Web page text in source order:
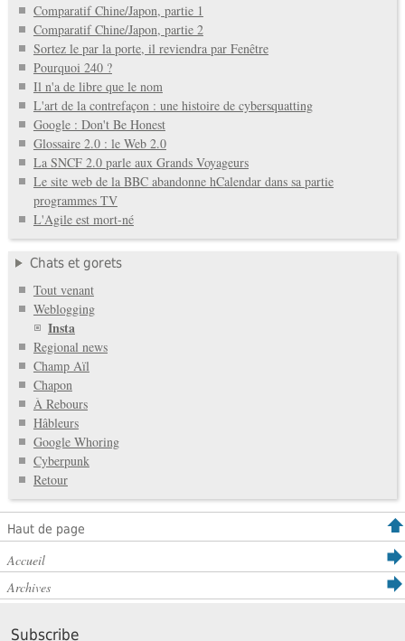
Comparatif Chine/Japon, partie 1
Comparatif Chine/Japon, partie 2
Sortez le par la porte, il reviendra par Fenêtre
Pourquoi 240 ?
Il n'a de libre que le nom
L'art de la contrefaçon : une histoire de cybersquatting
Google : Don't Be Honest
Glossaire 2.0 : le Web 2.0
La SNCF 2.0 parle aux Grands Voyageurs
Le site web de la BBC abandonne hCalendar dans sa partie
programmes TV
L'Agile est mort-né
Chats et gorets
Tout venant
Weblogging
Insta
Regional news
Champ Aïl
Chapon
À Rebours
Hâbleurs
Google Whoring
Cyberpunk
Retour
Haut de page
Accueil
Archives
Subscribe